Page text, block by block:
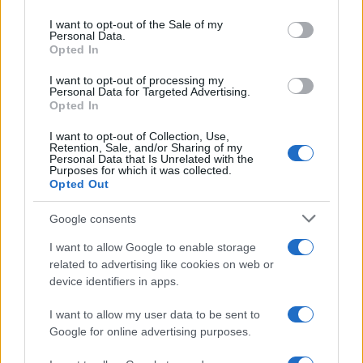
consent section.
I want to opt-out of the Sale of my
Personal Data.
Opted In
I want to opt-out of processing my
Personal Data for Targeted Advertising.
Opted In
I want to opt-out of Collection, Use,
Retention, Sale, and/or Sharing of my
Personal Data that Is Unrelated with the
Purposes for which it was collected.
Opted Out
Google consents
I want to allow Google to enable storage
related to advertising like cookies on web or
device identifiers in apps.
I want to allow my user data to be sent to
Google for online advertising purposes.
της: «Ήταν ό,τι πιο όμορφο έχω δει στη ζωή
μου»
Πιο σχολιασμένα
Μητσοτάκης στην υπογραφή συμφωνίας
για την ηλεκτρική διασύνδεση Ελλάδας –
Κύπρου: «Ισχυρή ψήφος εμπιστοσύνης» η
είσοδος της Meridiam στην GSI
184 Έφυγαν οι συνεργάτες, μένει η Μαρία
Καρυστιανού - Η επόμενη μέρα για την
«Ελπίδα για τη Δημοκρατία»
Canadair 515: Οι πρώτες εικόνες από την
κατασκευή του αεροσκάφους που θα
επιχειρεί και τη νύχτα στα μέτωπα της
Marfin: Η 46χρονη πήρε προθεσμία για
να απολογηθεί την Τρίτη – «Είναι αθώα,